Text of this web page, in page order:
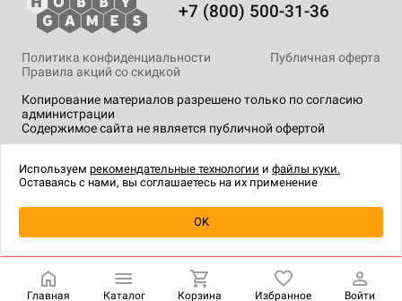
Уведомить о наличии
+7 (800) 500-31-36
Копирование материалов разрешено только по согласию
администрации
Содержимое сайта не является публичной офертой
Политика конфиденциальности
Публичная оферта
Правила акций со скидкой
технологии.
Главная Каталог Корзина Избранное Войти
Используем рекомендательные технологии и файлы куки.
Оставаясь с нами, вы соглашаетесь на их применение
OK